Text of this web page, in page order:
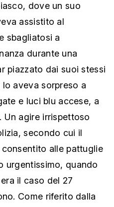
dove un suo
assistito al
sbagliatosi a
durante una
piazzato dai suoi stessi
lo aveva sorpreso a
e luci blu accese, a
Un agire irrispettoso
secondo cui il
alle pattuglie
urgentissimo, quando
il caso del 27
Come riferito dalla